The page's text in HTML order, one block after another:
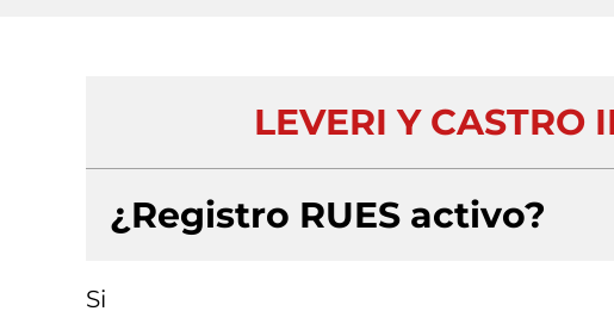
LEVERI Y CASTRO
¿Registro RUES activo?
Si